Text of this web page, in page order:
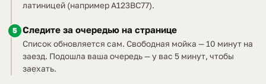
латиницей (например A123BC77).
5 Следите за очередью на странице
Список обновляется сам. Свободная мойка — 10 минут на
заезд. Подошла ваша очередь — у вас 5 минут, чтобы
заехать.